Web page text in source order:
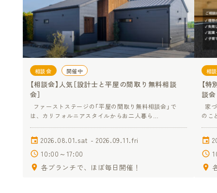
相談会 開催中
【相談会】人気［設計士と平屋の間取り無料相談
会］
ファーストステージの「平屋の間取り無料相談会」で
は、カリフォルニアスタイルからお二人暮ら…
2026.08.01.sat - 2026.09.11.fri
10:00～17:00
各ブランチで、ほぼ毎日開催！
相
【
談会
家
のこ